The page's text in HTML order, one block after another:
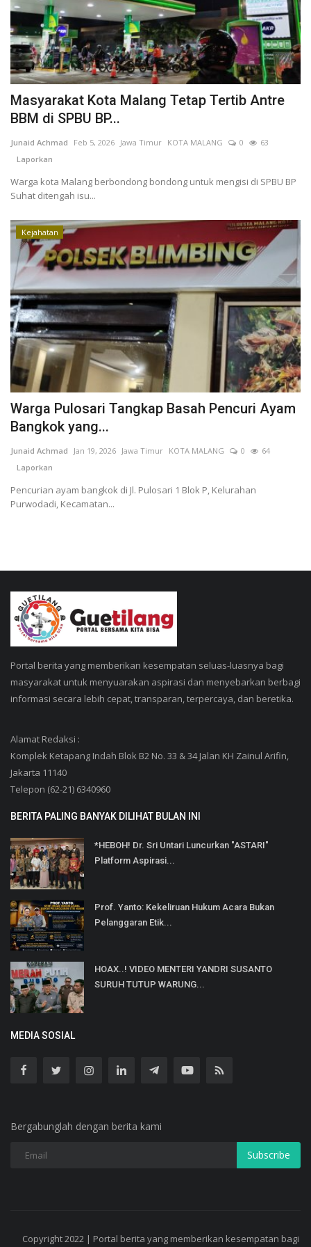
Kesehatan
Layanan Publik
Perempuan/Anak
Masyarakat Kota Malang Tetap Tertib Antre
BBM di SPBU BP...
Junaid Achmad Feb 5, 2026 Jawa Timur KOTA MALANG 0
63
Laporkan
Warga kota Malang berbondong bondong untuk mengisi di SPBU BP
Suhat ditengah isu...
Kejahatan
Warga Pulosari Tangkap Basah Pencuri Ayam
Bangkok yang...
Junaid Achmad Jan 19, 2026 Jawa Timur KOTA MALANG 0
64
Laporkan
Pencurian ayam bangkok di Jl. Pulosari 1 Blok P, Kelurahan
Purwodadi, Kecamatan...
Portal berita yang memberikan kesempatan seluas-luasnya bagi
masyarakat untuk menyuarakan aspirasi dan menyebarkan berbagi
informasi secara lebih cepat, transparan, terpercaya, dan beretika.
Alamat Redaksi :
Komplek Ketapang Indah Blok B2 No. 33 & 34 Jalan KH Zainul Arifin,
Jakarta 11140
Telepon (62-21) 6340960
BERITA PALING BANYAK DILIHAT BULAN INI
*HEBOH! Dr. Sri Untari Luncurkan "ASTARI"
Platform Aspirasi...
Prof. Yanto: Kekeliruan Hukum Acara Bukan
Pelanggaran Etik...
HOAX..! VIDEO MENTERI YANDRI SUSANTO
SURUH TUTUP WARUNG...
MEDIA SOSIAL
Bergabunglah dengan berita kami
Subscribe
Copyright 2022 | Portal berita yang memberikan kesempatan bagi